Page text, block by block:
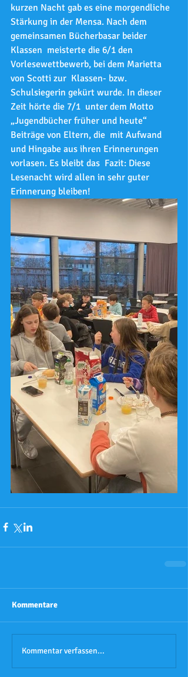
kurzen Nacht gab es eine morgendliche
Stärkung in der Mensa. Nach dem
gemeinsamen Bücherbasar beider
Klassen  meisterte die 6/1 den
Vorlesewettbewerb, bei dem Marietta
von Scotti zur  Klassen- bzw.
Schulsiegerin gekürt wurde. In dieser
Zeit hörte die 7/1  unter dem Motto
„Jugendbücher früher und heute“
Beiträge von Eltern, die  mit Aufwand
und Hingabe aus ihren Erinnerungen
vorlasen. Es bleibt das  Fazit: Diese
Lesenacht wird allen in sehr guter
Erinnerung bleiben!
Kommentare
Kommentar verfassen...